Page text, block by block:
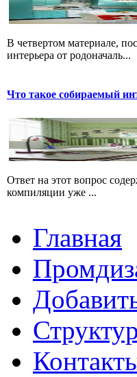
В четвертом материале,
интерьера от родоначаль...
Что такое собираемый
Ответ на этот вопрос
компиляции уже ...
Главная